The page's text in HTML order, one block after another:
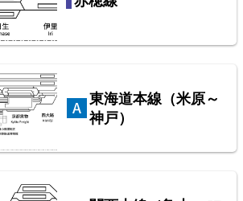
東海道本線（米原～
神戸）